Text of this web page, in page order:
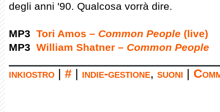
degli anni '90. Qualcosa vorrà dire.
MP3 Tori Amos – Common People (live)
MP3 William Shatner – Common People
inkiostro # indie-gestione, suoni